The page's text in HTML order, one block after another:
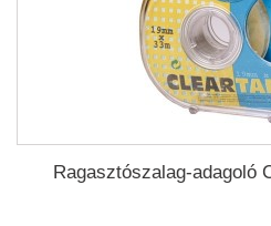
Ragasztószalag-adagoló